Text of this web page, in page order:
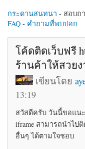
กระดานสนทนา - สอบถ
FAQ - คำถามที่พบบ่อย
โค้ดติดเว็บฟรี
ร้านค้าให้สวย
เขียนโดย
13:19
สวัสดีครับ วันนี้ขอแน
iframe สามารถนำไปติ
อื่นๆ ได้ตามใจชอบ